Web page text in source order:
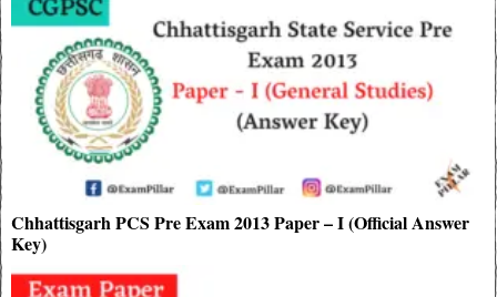
Chhattisgarh PCS Pre Exam 2013 Paper – I (Official Answer
Key)